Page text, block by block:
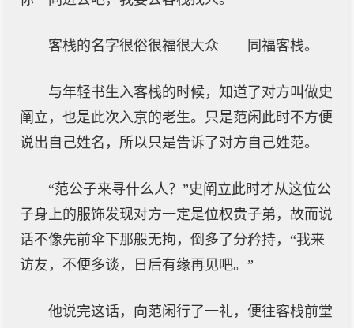
客栈的名字很俗很福很大众——同福客栈。
与年轻书生入客栈的时候，知道了对方叫做史
阐立，也是此次入京的老生。只是范闲此时不方便
说出自己姓名，所以只是告诉了对方自己姓范。
“范公子来寻什么人？”史阐立此时才从这位公
子身上的服饰发现对方一定是位权贵子弟，故而说
话不像先前伞下那般无拘，倒多了分矜持，“我来
访友，不便多谈，日后有缘再见吧。”
他说完这话，向范闲行了一礼，便往客栈前堂